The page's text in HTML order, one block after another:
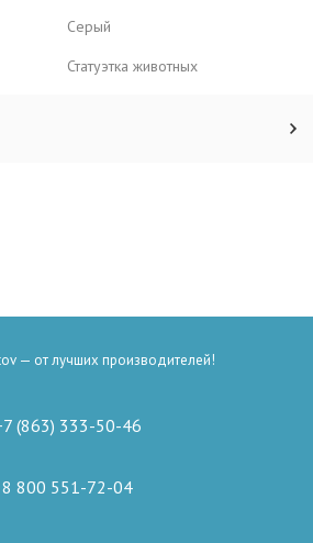
Серый
Статуэтка животных
— от лучших производителей!
(863) 333-50-46
8 800 551-72-04